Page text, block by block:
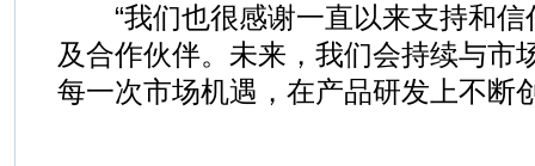
“我们也很感谢一直以来支持和信
及合作伙伴。未来，我们会持续与市
每一次市场机遇，在产品研发上不断